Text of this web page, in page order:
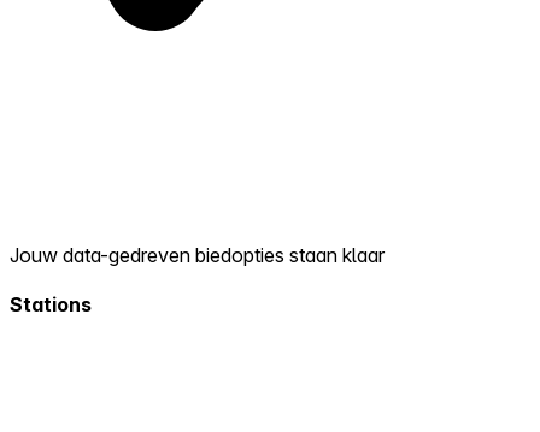
Jouw data-gedreven biedopties staan klaar
Stations